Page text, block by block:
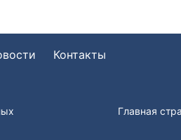
Контакты
Главная